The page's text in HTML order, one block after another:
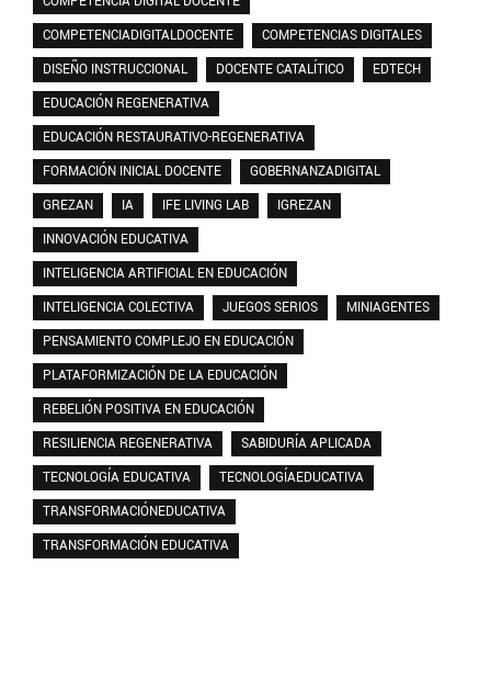
COMPETENCIADIGITALDOCENTE
COMPETENCIAS DIGITALES
DISEÑO INSTRUCCIONAL
DOCENTE CATALÍTICO
EDTECH
EDUCACIÓN REGENERATIVA
EDUCACIÓN RESTAURATIVO-REGENERATIVA
FORMACIÓN INICIAL DOCENTE
GOBERNANZADIGITAL
GREZAN
IA IFE LIVING LAB
IGREZAN
INNOVACIÓN EDUCATIVA
INTELIGENCIA ARTIFICIAL EN EDUCACIÓN
INTELIGENCIA COLECTIVA
JUEGOS SERIOS
MINIAGENTES
PENSAMIENTO COMPLEJO EN EDUCACIÓN
PLATAFORMIZACIÓN DE LA EDUCACIÓN
REBELIÓN POSITIVA EN EDUCACIÓN
RESILIENCIA REGENERATIVA
SABIDURÍA APLICADA
TECNOLOGÍA EDUCATIVA
TECNOLOGÍAEDUCATIVA
TRANSFORMACIÓNEDUCATIVA
TRANSFORMACIÓN EDUCATIVA